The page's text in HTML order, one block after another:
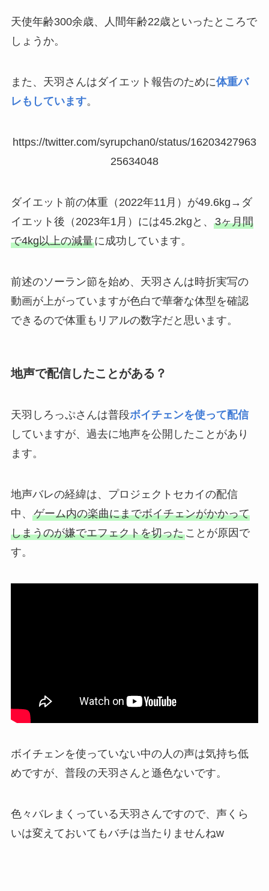
天使年齢300余歳、人間年齢22歳といったところで
しょうか。
また、天羽さんはダイエット報告のために体重バ
レもしています。
https://twitter.com/syrupchan0/status/16203427963
25634048
ダイエット前の体重（2022年11月）が49.6kg→ダ
イエット後（2023年1月）には45.2kgと、 3ヶ月間
で4kg以上の減量に成功しています。
前述のソーラン節を始め、天羽さんは時折実写の
動画が上がっていますが色白で華奢な体型を確認
できるので体重もリアルの数字だと思います。
地声で配信したことがある？
天羽しろっぷさんは普段ボイチェンを使って配信
していますが、過去に地声を公開したことがあり
ます。
地声バレの経緯は、プロジェクトセカイの配信
中、 ゲーム内の楽曲にまでボイチェンがかかって
しまうのが嫌でエフェクトを切ったことが原因で
す。
ボイチェンを使っていない中の人の声は気持ち低
めですが、普段の天羽さんと遜色ないです。
色々バレまくっている天羽さんですので、声くら
いは変えておいてもバチは当たりませんねw